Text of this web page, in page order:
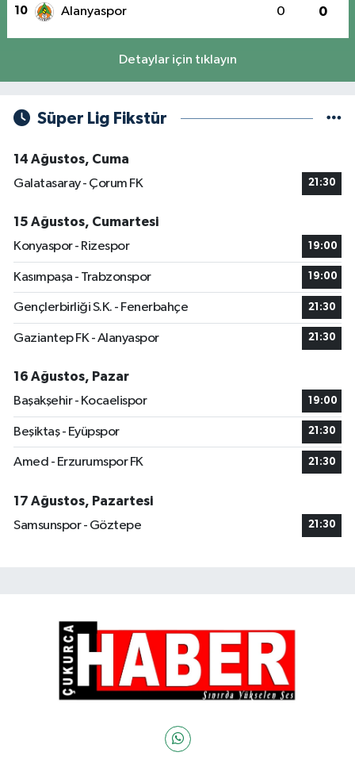
10 Alanyaspor 0 0
Detaylar için tıklayın
Süper Lig Fikstür
14 Ağustos, Cuma
Galatasaray - Çorum FK
21:30
15 Ağustos, Cumartesi
Konyaspor - Rizespor
19:00
Kasımpaşa - Trabzonspor 19:00
Gençlerbirliği S.K. - Fenerbahçe 21:30
Gaziantep FK - Alanyaspor 21:30
16 Ağustos, Pazar
Başakşehir - Kocaelispor
19:00
Beşiktaş - Eyüpspor 21:30
Amed - Erzurumspor FK 21:30
17 Ağustos, Pazartesi
Samsunspor - Göztepe
21:30